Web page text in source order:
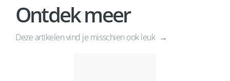
Ontdek meer
Deze artikelen vind je misschien ook leuk